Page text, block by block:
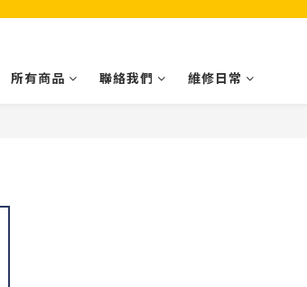
所有商品 聯絡我們 維修日常